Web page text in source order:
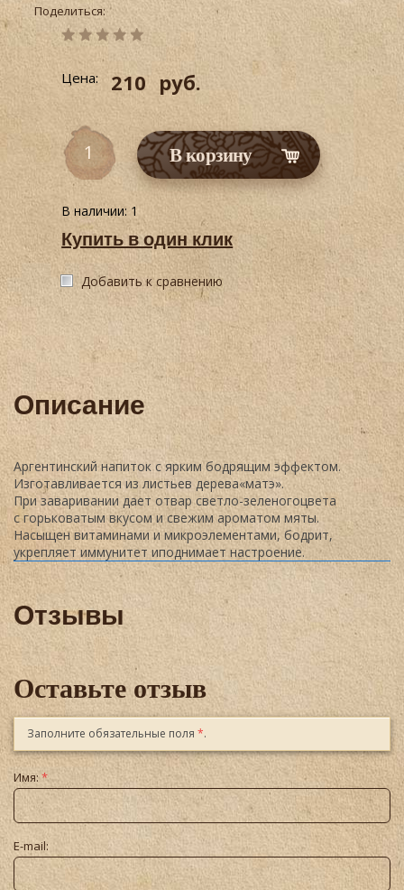
Поделиться:
Цена: 210 руб.
В корзину
В наличии: 1
Купить в один клик
Добавить к сравнению
Описание
Аргентинский напиток с ярким бодрящим эффектом.
Изготавливается из листьев дерева«матэ».
При заваривании дает отвар светло-зеленогоцвета
с горьковатым вкусом и свежим ароматом мяты.
Насыщен витаминами и микроэлементами, бодрит,
укрепляет иммунитет иподнимает настроение.
Отзывы
Оставьте отзыв
Заполните обязательные поля *.
Имя: *
E-mail: